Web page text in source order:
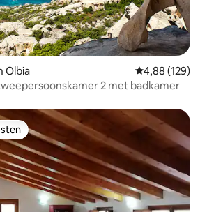
Olbia Gemiddelde
4,88 (129)
tweepersoonskamer 2 met badkamer